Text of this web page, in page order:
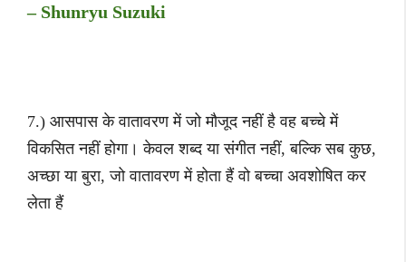
– Shunryu Suzuki
7.) आसपास के वातावरण में जो मौजूद नहीं है वह बच्चे में
विकसित नहीं होगा। केवल शब्द या संगीत नहीं, बल्कि सब कुछ,
अच्छा या बुरा, जो वातावरण में होता हैं वो बच्चा अवशोषित कर
लेता हैं